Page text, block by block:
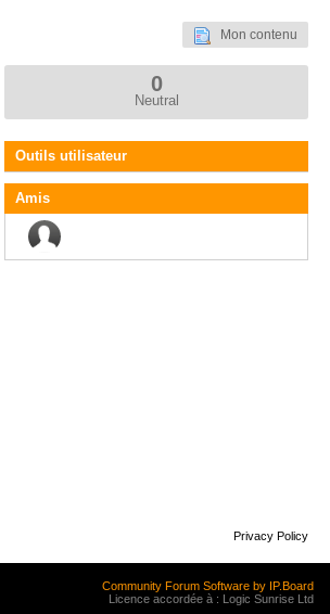
Mon contenu
0
Neutral
Outils utilisateur
Amis
Privacy Policy
Community Forum Software by IP.Board
Licence accordée à : Logic Sunrise Ltd